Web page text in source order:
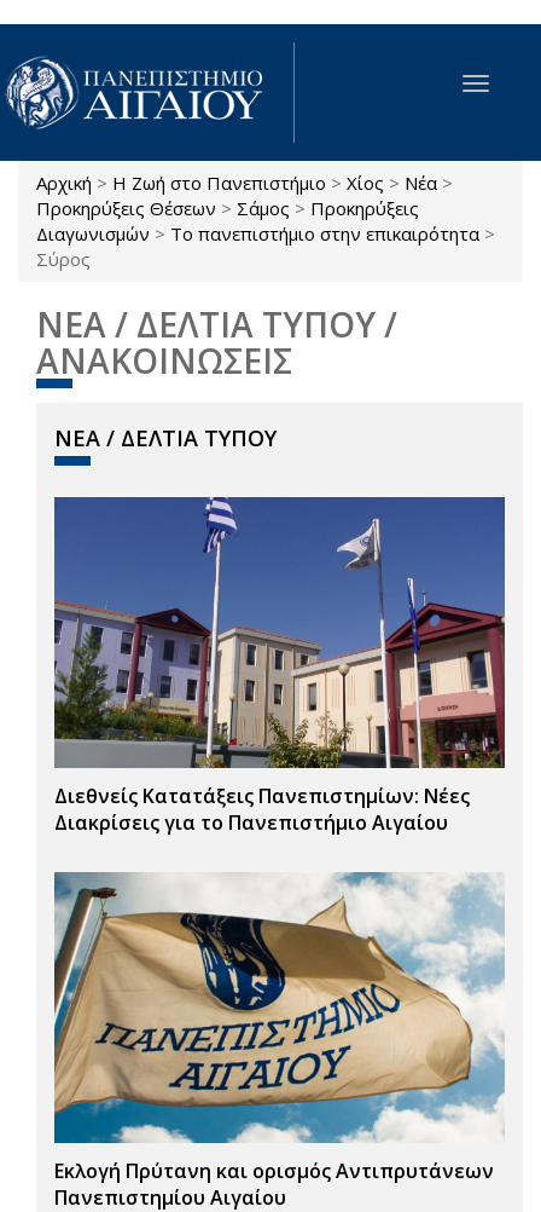
Παράκαμψη προς το κυρίως περιεχόμενο
Toggle
Είστε εδώ
Αρχική > Η Ζωή στο Πανεπιστήμιο > Χίος > Νέα >
Προκηρύξεις Θέσεων > Σάμος > Προκηρύξεις
Διαγωνισμών > Το πανεπιστήμιο στην επικαιρότητα >
Σύρος
ΝΕΑ / ΔΕΛΤΙΑ ΤΥΠΟΥ /
ΑΝΑΚΟΙΝΩΣΕΙΣ
ΝΕΑ / ΔΕΛΤΙΑ ΤΥΠΟΥ
Διεθνείς Κατατάξεις Πανεπιστημίων: Νέες
Διακρίσεις για το Πανεπιστήμιο Αιγαίου
Εκλογή Πρύτανη και ορισμός Αντιπρυτάνεων
Πανεπιστημίου Αιγαίου